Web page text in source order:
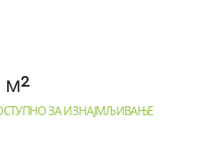
м²
ЗА ИЗНАЈМЉИВАЊЕ